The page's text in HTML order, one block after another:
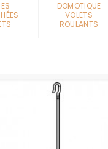
DOMOTIQUE
VOLETS
ROULANTS